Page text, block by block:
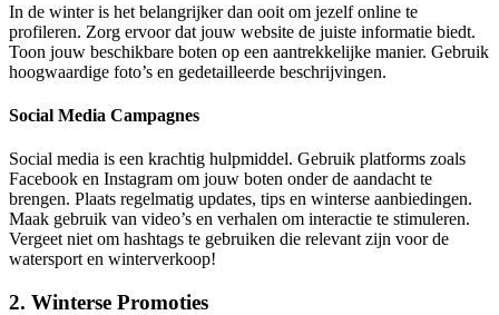
In de winter is het belangrijker dan ooit om jezelf online te
profileren. Zorg ervoor dat jouw website de juiste informatie biedt.
Toon jouw beschikbare boten op een aantrekkelijke manier. Gebruik
hoogwaardige foto’s en gedetailleerde beschrijvingen.
Social Media Campagnes
Social media is een krachtig hulpmiddel. Gebruik platforms zoals
Facebook en Instagram om jouw boten onder de aandacht te
brengen. Plaats regelmatig updates, tips en winterse aanbiedingen.
Maak gebruik van video’s en verhalen om interactie te stimuleren.
Vergeet niet om hashtags te gebruiken die relevant zijn voor de
watersport en winterverkoop!
2. Winterse Promoties